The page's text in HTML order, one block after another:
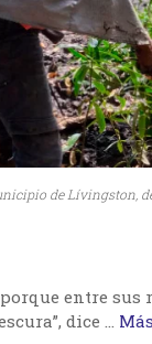
de Lívingston,
entre sus
dice …